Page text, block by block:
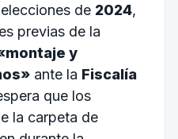
de 2024,
previas de la
y
ante la Fiscalía
que los
la carpeta de